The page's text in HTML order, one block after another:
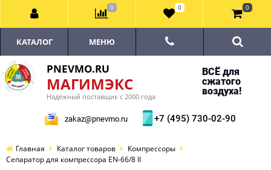
PNEVMO.RU
МАГИМЭКС
Надёжный поставщик с 2000 года
ВСЁ для
сжатого
воздуха!
zakaz@pnevmo.ru +7 (495) 730-02-90
КАТАЛОГ МЕНЮ
Главная Каталог товаров
Компрессоры
Сепаратор для компрессора EN-66/8 II
0 0 0